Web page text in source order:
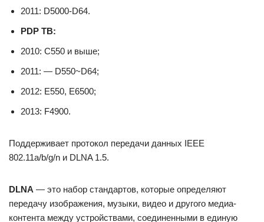
2011: D5000-D64.
PDP ТВ:
2010: C550 и выше;
2011: — D550~D64;
2012: E550, E6500;
2013: F4900.
Поддерживает протокол передачи данных IEEE
802.11a/b/g/n и DLNA 1.5.
DLNA — это набор стандартов, которые определяют
передачу изображения, музыки, видео и другого медиа-
контента между устройствами, соединенными в единую